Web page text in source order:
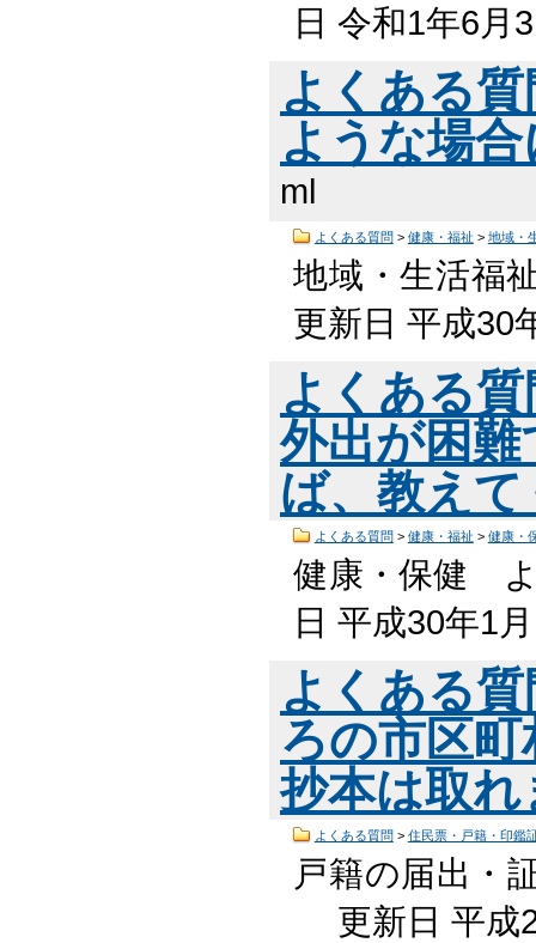
日 令和1年6
よくある
ような場
ml
よくある質問 > 健康・福祉 > 地域・
地域・生活
更新日 平成
よくある
外出が困
ば、教え
よくある質問 > 健康・福祉 > 健康・
健康・保健
日 平成30年1
よくある
ろの市区
抄本は取
よくある質問 > 住民票・戸籍・印鑑
戸籍の届出・
更新日 平成